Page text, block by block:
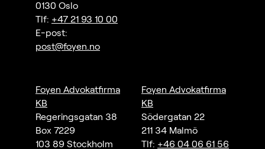
0130 Oslo
Tlf: +47 21 93 10 00
E-post:
post@foyen.no
Foyen Advokatfirma
KB
Regeringsgatan 38
Box 7229
103 89 Stockholm
Foyen Advokatfirma
KB
Södergatan 22
211 34 Malmö
Tlf: +46 04 06 61 56